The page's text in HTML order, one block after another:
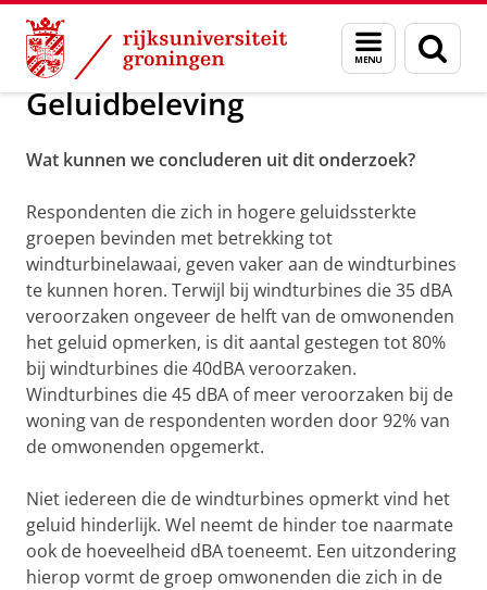
Skip
Content
Skip
Navigation
Menu
en
zoeken
Het WINDFARM perception project
Geluidbeleving
Wat kunnen we concluderen uit dit onderzoek?
Respondenten die zich in hogere geluidssterkte
groepen bevinden met betrekking tot
windturbinelawaai, geven vaker aan de windturbines
te kunnen horen. Terwijl bij windturbines die 35 dBA
veroorzaken ongeveer de helft van de omwonenden
het geluid opmerken, is dit aantal gestegen tot 80%
bij windturbines die 40dBA veroorzaken.
Windturbines die 45 dBA of meer veroorzaken bij de
woning van de respondenten worden door 92% van
de omwonenden opgemerkt.
Niet iedereen die de windturbines opmerkt vind het
geluid hinderlijk. Wel neemt de hinder toe naarmate
ook de hoeveelheid dBA toeneemt. Een uitzondering
hierop vormt de groep omwonenden die zich in de